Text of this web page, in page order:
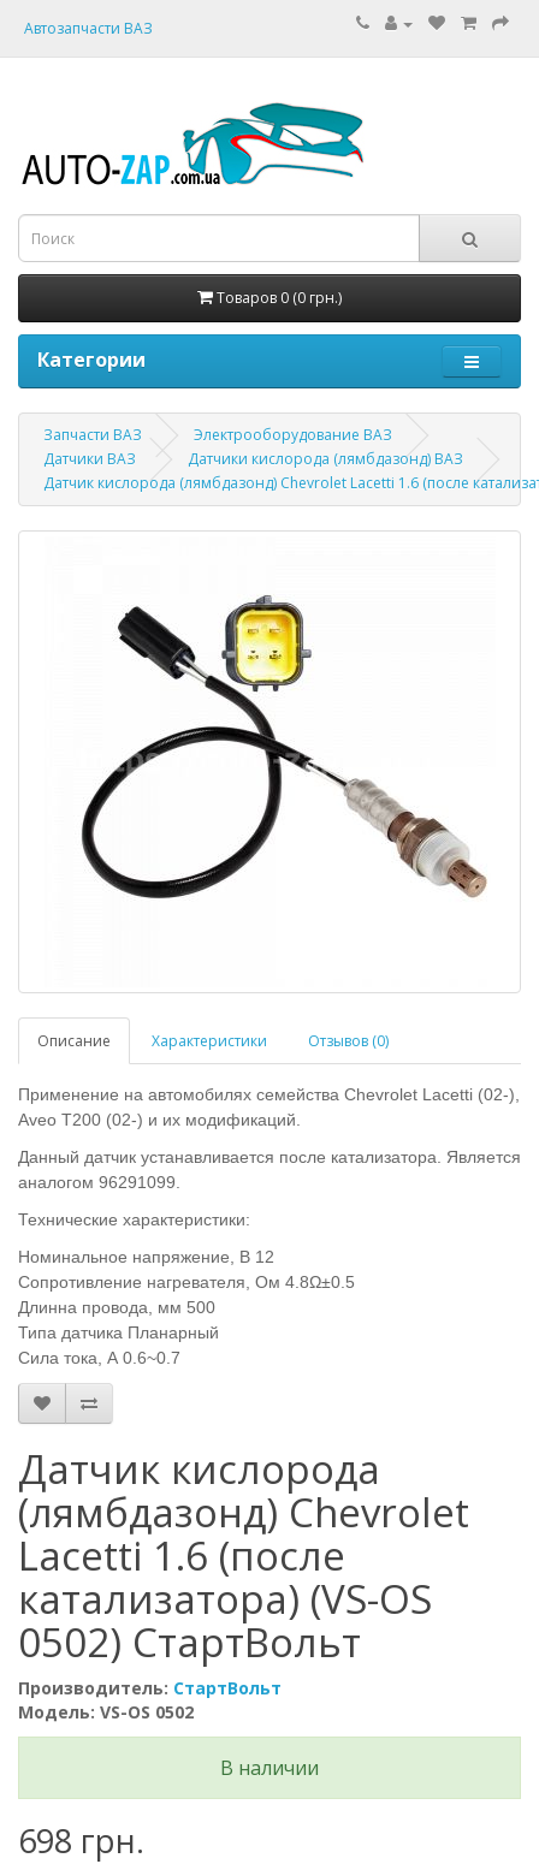
Автозапчасти ВАЗ
Товаров 0 (0 грн.)
Категории
Запчасти ВАЗ
Электрооборудование ВАЗ
Датчики ВАЗ
Датчики кислорода (лямбдазонд) ВАЗ
Датчик кислорода (лямбдазонд) Chevrolet Lacetti 1.6 (после
Описание Характеристики Отзывов (0)
Применение на автомобилях семейства Chevrolet Lacetti (02-),
Aveo T200 (02-) и их модификаций.
Данный датчик устанавливается после катализатора. Является
аналогом 96291099.
Технические характеристики:
Номинальное напряжение, В 12
Сопротивление нагревателя, Ом 4.8Ω±0.5
Длинна провода, мм 500
Типа датчика Планарный
Сила тока, А 0.6~0.7
Датчик кислорода
(лямбдазонд) Chevrolet
Lacetti 1.6 (после
катализатора) (VS-OS
0502) СтартВольт
Производитель: СтартВольт
Модель: VS-OS 0502
В наличии
698 грн.